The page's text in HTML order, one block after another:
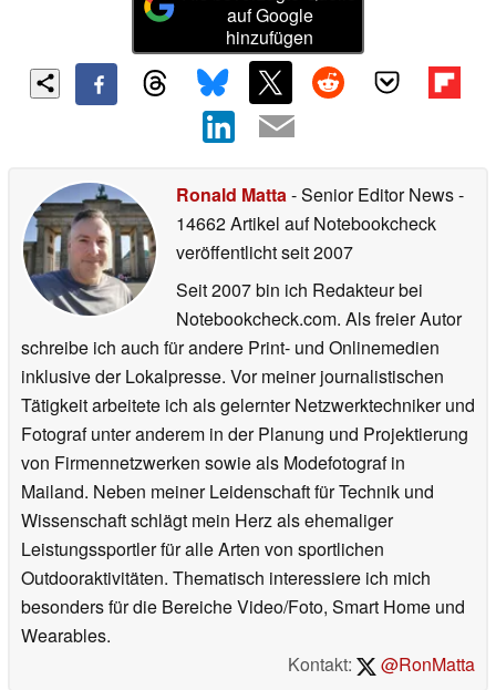
auf Google
hinzufügen
Ronald Matta- Senior Editor News-
14662 Artikel auf Notebookcheck
veröffentlichtseit 2007
Seit 2007 bin ich Redakteur bei
Notebookcheck.com. Als freier Autor
schreibe ich auch für andere Print- und Onlinemedien
inklusive der Lokalpresse. Vor meiner journalistischen
Tätigkeit arbeitete ich als gelernter Netzwerktechniker und
Fotograf unter anderem in der Planung und Projektierung
von Firmennetzwerken sowie als Modefotograf in
Mailand. Neben meiner Leidenschaft für Technik und
Wissenschaft schlägt mein Herz als ehemaliger
Leistungssportler für alle Arten von sportlichen
Outdooraktivitäten. Thematisch interessiere ich mich
besonders für die Bereiche Video/Foto, Smart Home und
Wearables.
Kontakt:
@RonMatta